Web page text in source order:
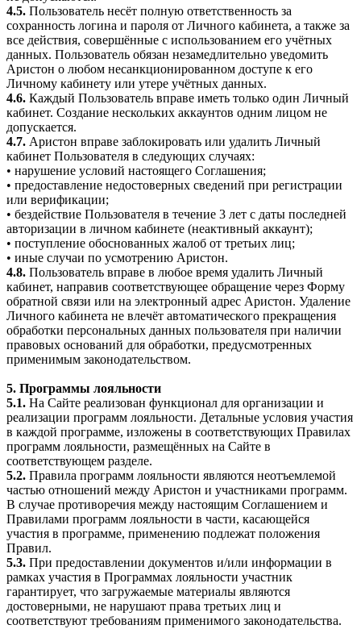
4.5. Пользователь несёт полную ответственность за
сохранность логина и пароля от Личного кабинета, а также за
все действия, совершённые с использованием его учётных
данных. Пользователь обязан незамедлительно уведомить
Аристон о любом несанкционированном доступе к его
Личному кабинету или утере учётных данных.
4.6. Каждый Пользователь вправе иметь только один Личный
кабинет. Создание нескольких аккаунтов одним лицом не
допускается.
4.7. Аристон вправе заблокировать или удалить Личный
кабинет Пользователя в следующих случаях:
• нарушение условий настоящего Соглашения;
• предоставление недостоверных сведений при регистрации
или верификации;
• бездействие Пользователя в течение 3 лет с даты последней
авторизации в личном кабинете (неактивный аккаунт);
• поступление обоснованных жалоб от третьих лиц;
• иные случаи по усмотрению Аристон.
4.8. Пользователь вправе в любое время удалить Личный
кабинет, направив соответствующее обращение через Форму
обратной связи или на электронный адрес Аристон. Удаление
Личного кабинета не влечёт автоматического прекращения
обработки персональных данных пользователя при наличии
правовых оснований для обработки, предусмотренных
применимым законодательством.
5. Программы лояльности
5.1. На Сайте реализован функционал для организации и
реализации программ лояльности. Детальные условия участия
в каждой программе, изложены в соответствующих Правилах
программ лояльности, размещённых на Сайте в
соответствующем разделе.
5.2. Правила программ лояльности являются неотъемлемой
частью отношений между Аристон и участниками программ.
В случае противоречия между настоящим Соглашением и
Правилами программ лояльности в части, касающейся
участия в программе, применению подлежат положения
Правил.
5.3. При предоставлении документов и/или информации в
рамках участия в Программах лояльности участник
гарантирует, что загружаемые материалы являются
достоверными, не нарушают права третьих лиц и
соответствуют требованиям применимого законодательства.